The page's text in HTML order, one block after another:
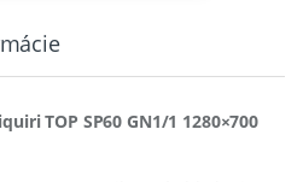
TOP SP60 GN1/1 1280×700